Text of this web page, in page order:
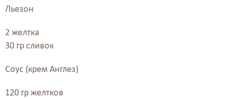
Льезон
2 желтка
30 гр сливок
Соус (крем Англез)
120 гр желтков